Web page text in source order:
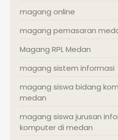
magang online
magang pemasaran
Magang RPL Medan
magang sistem informasi
magang siswa bidang
medan
magang siswa jurusan
komputer di medan